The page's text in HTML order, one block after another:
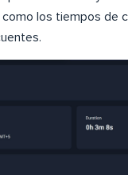
los tiempos de